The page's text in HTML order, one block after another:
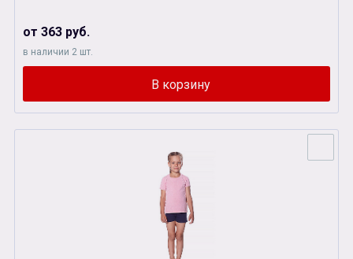
от 363 руб.
в наличии 2 шт.